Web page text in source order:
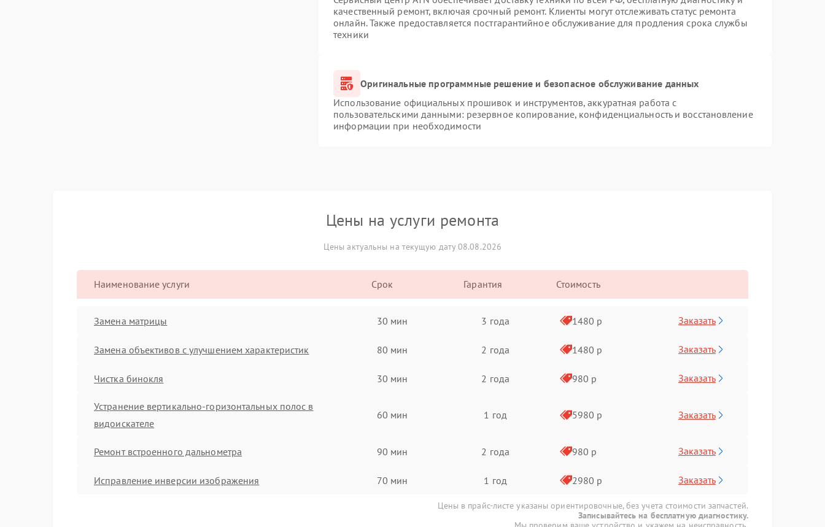
качественный ремонт, включая срочный ремонт. Клиенты могут отслеживать статус ремонта
онлайн. Также предоставляется постгарантийное обслуживание для продления срока службы
техники
Оригинальные программные решение и безопасное обслуживание данных
Использование официальных прошивок и инструментов, аккуратная работа с
пользовательскими данными: резервное копирование, конфиденциальность и восстановление
информации при необходимости
Цены на услуги ремонта
Цены актуальны на текущую дату 08.08.2026
Наименование услуги Срок Гарантия Стоимость
Замена матрицы 30 мин 3 года 1480 р Заказать
Замена объективов с улучшением характеристик 80 мин 2 года 1480 р Заказать
Чистка бинокля 30 мин 2 года 980 р Заказать
Устранение вертикально-горизонтальных полос в
видоискателе
60 мин 1 год 5980 р Заказать
Ремонт встроенного дальнометра 90 мин 2 года 980 р Заказать
Исправление инверсии изображения 70 мин 1 год 2980 р Заказать
Цены в прайс-листе указаны ориентировочные, без учета стоимости запчастей.
Записывайтесь на бесплатную диагностику.